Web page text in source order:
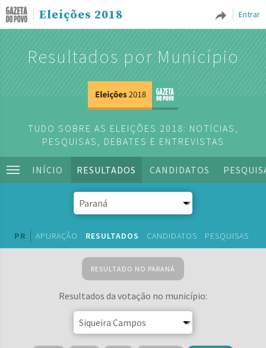
Entrar
Eleições 2018
Resultados por Município
TUDO SOBRE AS ELEIÇÕES 2018: NOTÍCIAS,
PESQUISAS, DEBATES E ENTREVISTAS
INÍCIO RESULTADOS CANDIDATOS
PR APURAÇÃO RESULTADOS CANDIDATOS PESQUISAS
RESULTADO NO PARANÁ
Resultados da votação no município: